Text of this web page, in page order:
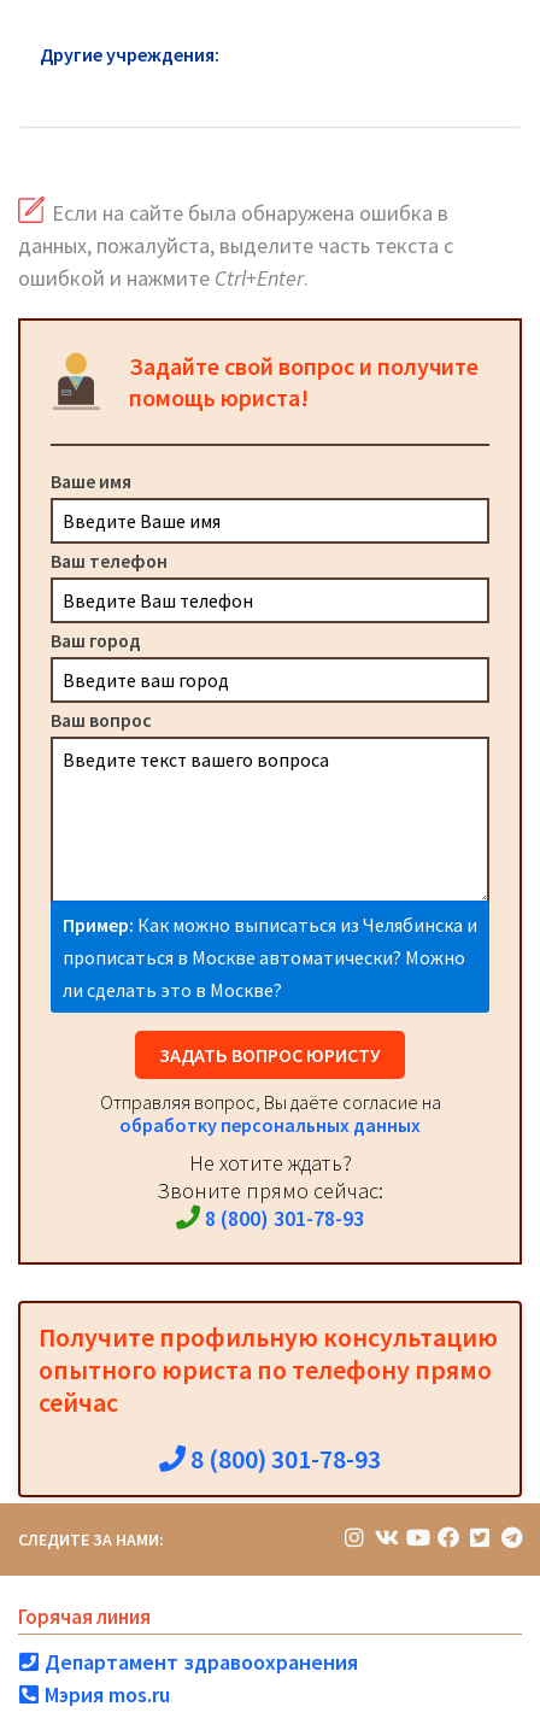
Другие учреждения:
Если на сайте была обнаружена ошибка в
данных, пожалуйста, выделите часть текста с
ошибкой и нажмите Ctrl+Enter.
Задайте свой вопрос и получите
помощь юриста!
Ваше имя
Ваш телефон
Ваш город
Ваш вопрос
Пример: Как можно выписаться из Челябинска и
прописаться в Москве автоматически? Можно
ли сделать это в Москве?
ЗАДАТЬ ВОПРОС ЮРИСТУ
Отправляя вопрос, Вы даёте согласие на
обработку персональных данных
Не хотите ждать?
Звоните прямо сейчас:
8 (800) 301-78-93
Получите профильную консультацию
опытного юриста по телефону прямо
сейчас
8 (800) 301-78-93
СЛЕДИТЕ ЗА НАМИ:
Горячая линия
Департамент здравоохранения
Мэрия mos.ru